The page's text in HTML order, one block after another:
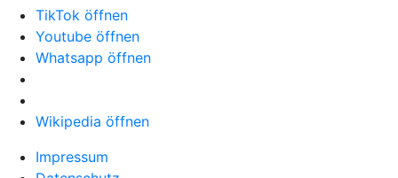
TikTok öffnen
Youtube öffnen
Whatsapp öffnen
Wikipedia öffnen
Impressum